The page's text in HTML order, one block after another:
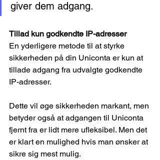
giver dem adgang.
Tillad kun godkendte IP-adresser
En yderligere metode til at styrke
sikkerheden på din Uniconta er kun at
tillade adgang fra udvalgte godkendte
IP-adresser.
Dette vil øge sikkerheden markant, men
betyder også at adgangen til Uniconta
fjernt fra er lidt mere ufleksibel. Men det
er klart en mulighed hvis man ønsker at
sikre sig mest mulig.